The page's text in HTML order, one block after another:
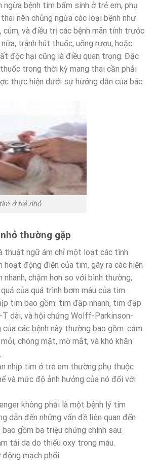
ngừa bệnh tim bẩm sinh ở trẻ em, phụ
nên chủng ngừa các loại bệnh như
cúm, và điều trị các bệnh mãn tính trước
tránh hút thuốc, uống rượu, hoặc
độc hại cũng là điều quan trọng. Đặc
trong thời kỳ mang thai cần phải
thực hiện dưới sự hướng dẫn của bác
ở trẻ nhỏ
thường gặp
thuật ngữ ám chỉ một loạt các tình
hoạt động điện của tim, gây ra các hiện
chậm hơn so với bình thường,
của quá trình bơm máu của tim.
tim bao gồm: tim đập nhanh, tim đập
T dài, và hội chứng Wolff-Parkinson-
các bệnh này thường bao gồm: cảm
chóng mặt, mờ mắt, và khó khăn
nhịp tim ở trẻ em thường phụ thuộc
và mức độ ảnh hưởng của nó đối với
không phải là một bệnh lý tim
dẫn đến những vấn đề liên quan đến
gồm ba triệu chứng chính sau:
tái da do thiếu oxy trong máu.
mạch phổi.